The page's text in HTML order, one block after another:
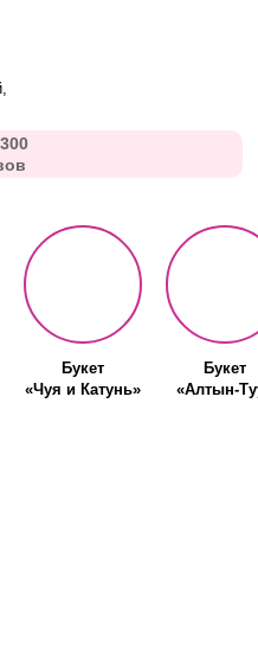
Букет
«Чуя и Катунь»
Букет
«Алтын-